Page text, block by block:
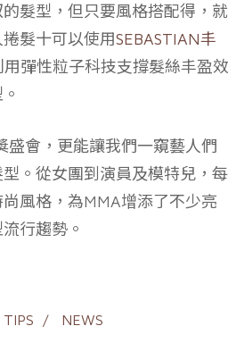
髮型，但只要風格搭配得，就
髮十可以使用SEBASTIAN丰
用彈性粒子科技支撐髮絲丰盈效
盛會，更能讓我們一窺藝人們
。從女團到演員及模特兒，每
風格，為MMA增添了不少亮
行趨勢。
NEWS